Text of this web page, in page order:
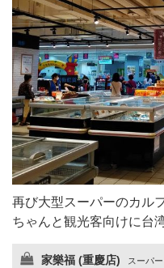
再び大型スーパーのカル
ちゃんと観光客向けに台
家樂福 (重慶店) スーパ